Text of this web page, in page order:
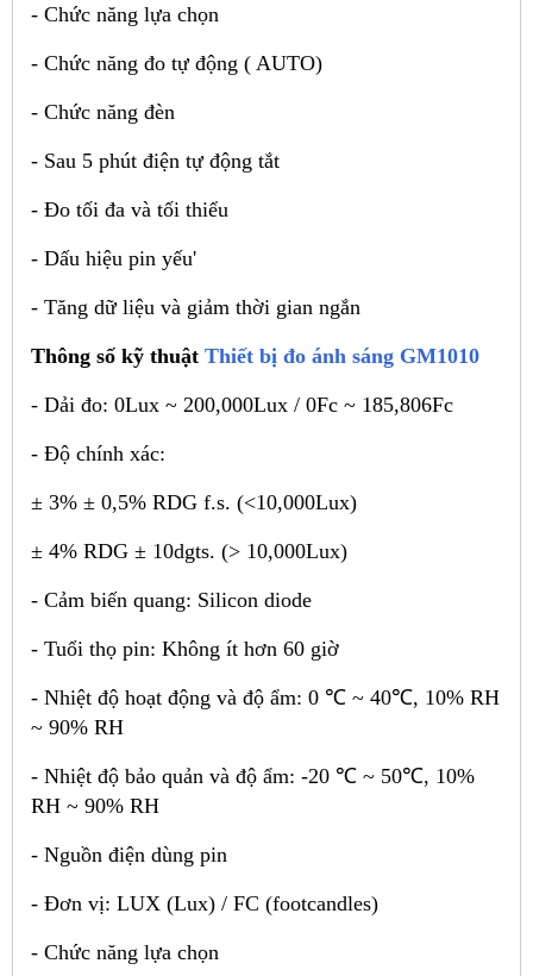
- Chức năng lựa chọn
- Chức năng đo tự động ( AUTO)
- Chức năng đèn
- Sau 5 phút điện tự động tắt
- Đo tối đa và tối thiểu
- Dấu hiệu pin yếu'
- Tăng dữ liệu và giảm thời gian ngắn
Thông số kỹ thuật Thiết bị đo ánh sáng GM1010
- Dải đo: 0Lux ~ 200,000Lux / 0Fc ~ 185,806Fc
- Độ chính xác:
± 3% ± 0,5% RDG f.s. (<10,000Lux)
± 4% RDG ± 10dgts. (> 10,000Lux)
- Cảm biến quang: Silicon diode
- Tuổi thọ pin: Không ít hơn 60 giờ
- Nhiệt độ hoạt động và độ ẩm: 0 ℃ ~ 40℃, 10% RH
~ 90% RH
- Nhiệt độ bảo quản và độ ẩm: -20 ℃ ~ 50℃, 10%
RH ~ 90% RH
- Nguồn điện dùng pin
- Đơn vị: LUX (Lux) / FC (footcandles)
- Chức năng lựa chọn